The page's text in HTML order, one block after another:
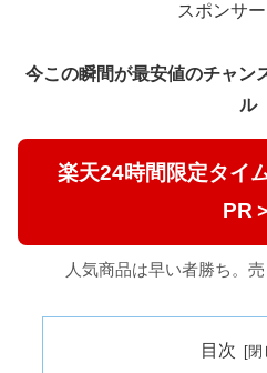
スポンサ
今この瞬間が最安値のチャン
ル
楽天24時間限定タイ
PR
人気商品は早い者勝ち。
目次